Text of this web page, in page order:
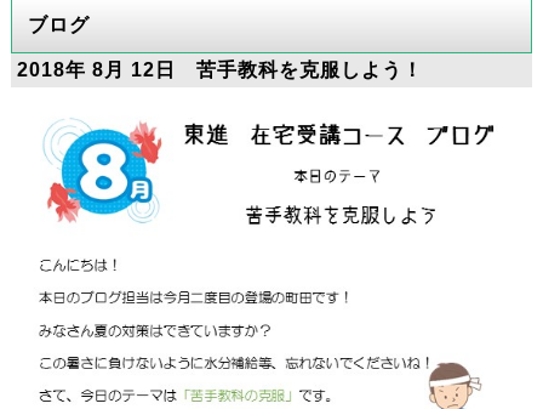
ブログ
2018年 8月 12日 苦手教科を克服しよう！